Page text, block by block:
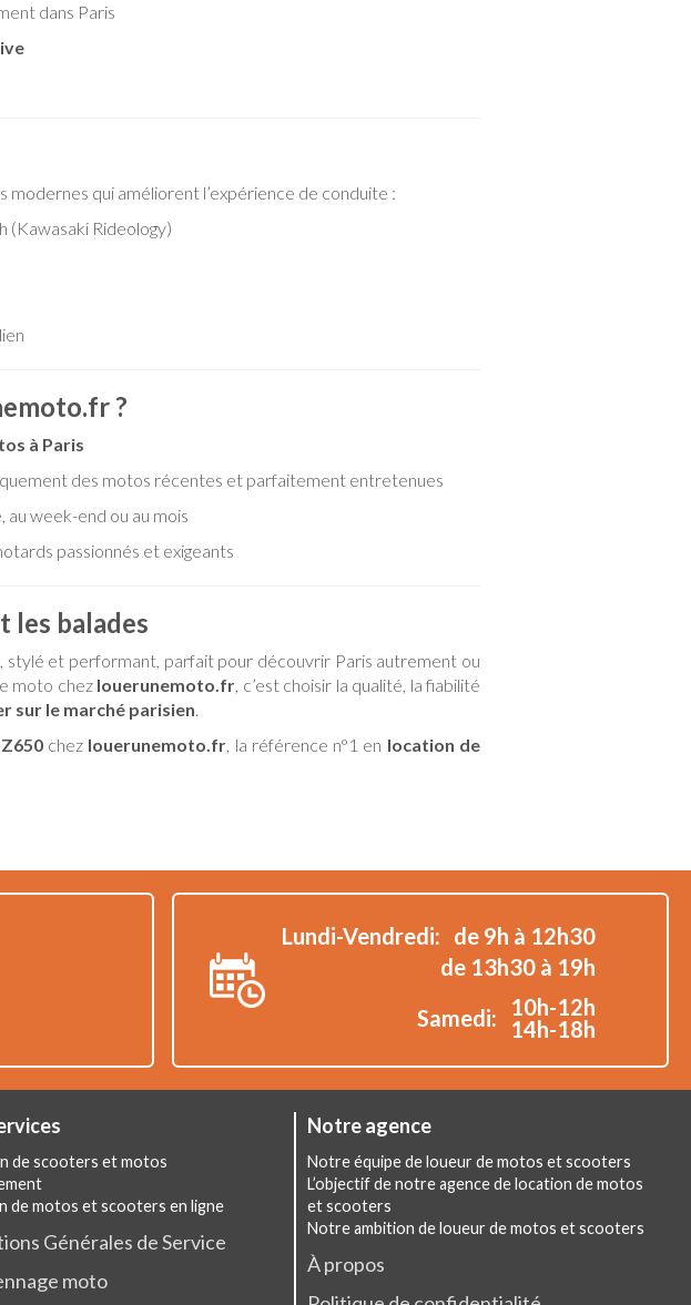
dans Paris
modernes qui améliorent l’expérience de conduite :
(Kawasaki Rideology)
?
à Paris
des motos récentes et parfaitement entretenues
au week-end ou au mois
passionnés et exigeants
les balades
stylé et performant, parfait pour découvrir Paris autrement ou
moto chez louerunemoto.fr, c’est choisir la qualité, la fiabilité
sur le marché parisien.
chez louerunemoto.fr, la référence n°1 en location de
Lundi-Vendredi: de 9h à 12h30
de 13h30 à 19h
Samedi:
10h-12h
14h-18h
de scooters et motos
de motos et scooters en ligne
Générales de Service
moto
Notre agence
Notre équipe de loueur de motos et scooters
L’objectif de notre agence de location de motos
et scooters
Notre ambition de loueur de motos et scooters
À propos